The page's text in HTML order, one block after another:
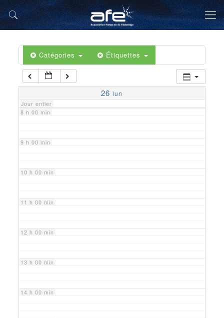
Catégories Étiquettes
26 lun
Jour entier
5 h 00 min
6 h 00 min
7 h 00 min
8 h 00 min
9 h 00 min
10 h 00 min
11 h 00 min
12 h 00 min
13 h 00 min
14 h 00 min